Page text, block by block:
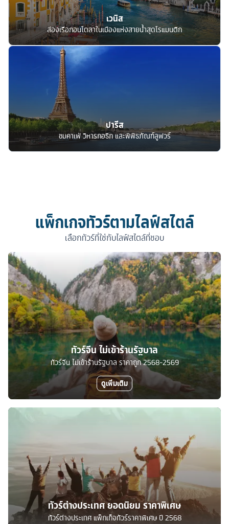
เวนิส
ล่องเรือกอนโดลาในเมืองแห่งสายน้ำสุดโรแมนติก
ปารีส
ชมคาเฟ่ วิหารกอธิก และพิพิธภัณฑ์ลูฟวร์
แพ็กเกจทัวร์ตามไลฟ์สไตล์
เลือกทัวร์ที่ใช่กับไลฟ์สไตล์ที่ชอบ
ทัวร์จีน ไม่เข้าร้านรัฐบาล
ทัวร์จีน ไม่เข้าร้านรัฐบาล ราคาถูก 2568-2569
ดูเพิ่มเติม
ทัวร์ต่างประเทศ ยอดนิยม ราคาพิเศษ
ทัวร์ต่างประเทศ แพ็กเก็จทัวร์ราคาพิเศษ ปี 2568